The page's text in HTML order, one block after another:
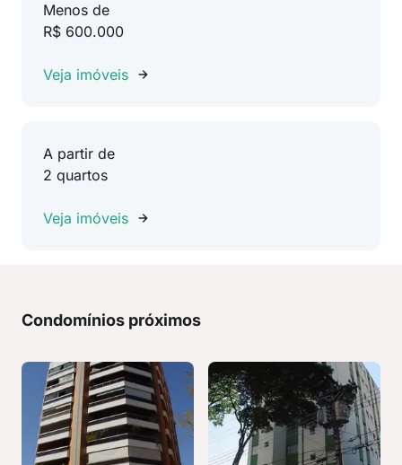
Menos de
R$ 600.000
Veja imóveis
A partir de
2 quartos
Veja imóveis
Condomínios próximos